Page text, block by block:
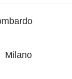
Milano